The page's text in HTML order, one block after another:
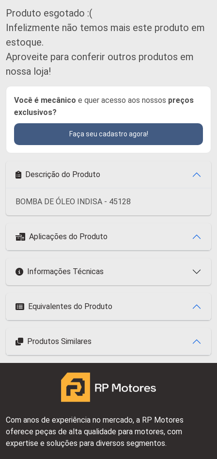
Produto esgotado :(
Infelizmente não temos mais este produto em
estoque.
Aproveite para conferir outros produtos em
nossa loja!
Você é mecânico e quer acesso aos nossos preços
exclusivos?
Faça seu cadastro agora!
Descrição do Produto
BOMBA DE ÓLEO INDISA - 45128
Aplicações do Produto
Informações Técnicas
Equivalentes do Produto
Produtos Similares
Com anos de experiência no mercado, a RP Motores
oferece peças de alta qualidade para motores, com
expertise e soluções para diversos segmentos.